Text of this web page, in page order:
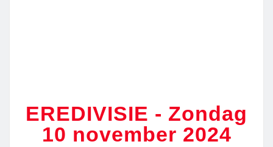
EREDIVISIE - Zondag
10 november 2024